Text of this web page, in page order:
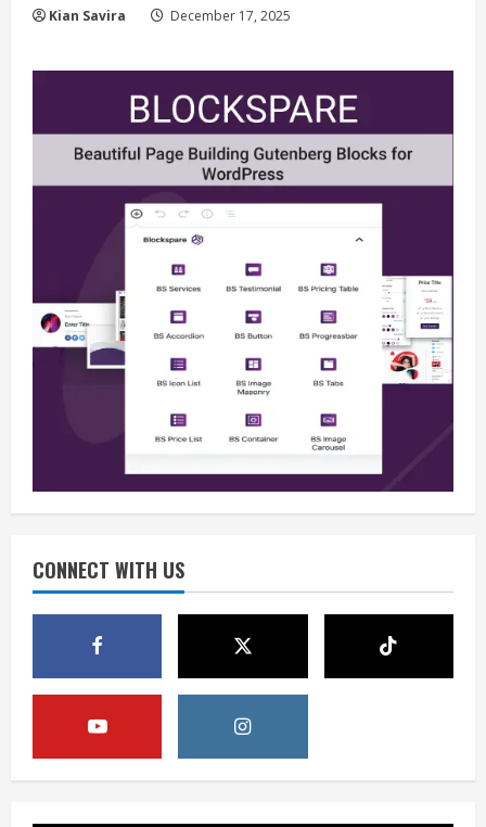
Kian Savira December 17, 2025
CONNECT WITH US
Berita
Situasi Nasional Aman, Publik Diminta
Waspadai Provokasi Jelang HUT RI
August 8, 2026
3
Opini
Situasi Nasional Aman Harus Dijaga
HUT RI ke-81 Momentum Menjaga
Stabilitas, Keamanan, dan Optimisme
August 8, 2026